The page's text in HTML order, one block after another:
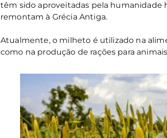
têm sido aproveitadas pela humanidade
remontam à Grécia Antiga.
Atualmente, o milheto é utilizado na
como na produção de rações para